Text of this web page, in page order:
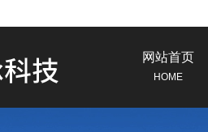
网站首页
HOME